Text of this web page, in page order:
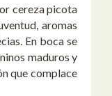
cereza picota
aromas
En boca se
maduros y
que complace